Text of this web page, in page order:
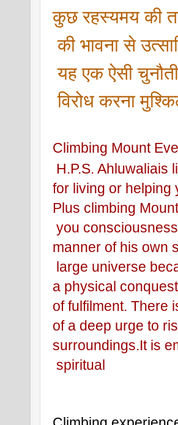
कुछ रहस्यमय की
की भावना से
यह एक ऐसी
विरोध करना
Climbing Mount
H.P.S. Ahluwaliais
for living or
Plus climbing
you
manner of his own
large universe
a physical
of fulfilment. There
of a deep urge to
surroundings.It is
spiritual